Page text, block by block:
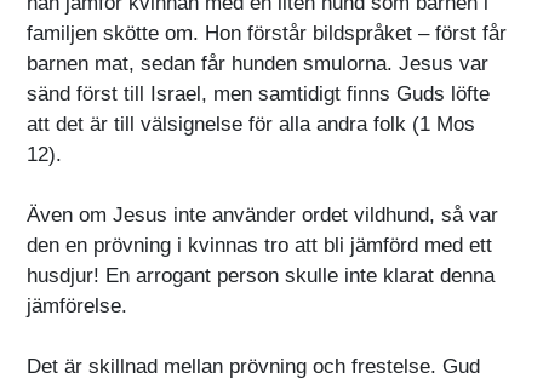
familjen skötte om. Hon förstår bildspråket – först får
barnen mat, sedan får hunden smulorna. Jesus var
sänd först till Israel, men samtidigt finns Guds löfte
att det är till välsignelse för alla andra folk (1 Mos
12).
Även om Jesus inte använder ordet vildhund, så var
den en prövning i kvinnas tro att bli jämförd med ett
husdjur! En arrogant person skulle inte klarat denna
jämförelse.
Det är skillnad mellan prövning och frestelse. Gud